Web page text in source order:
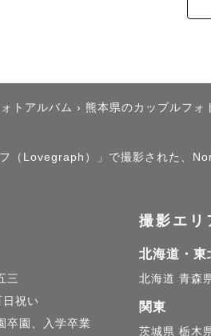
トアルバム › 熊本県のカップルフォ
（Lovegraph）」で撮影された、
三
祝い
卒園、入学卒業
撮影エリ
北海道・東
北海道 青森
関東
茨城県 栃木